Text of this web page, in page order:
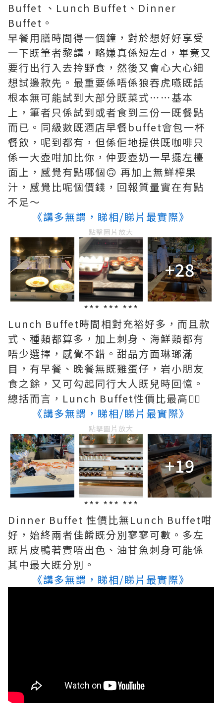
Buffet 、Lunch Buffet、Dinner
Buffet。
早餐用膳時間得一個鐘，對於想好好享受
一下既筆者黎講，略嫌真係短左d，畢竟又
要行出行入去拎野食，然後又會心大心細
想試邊款先。最重要係唔係狼吞虎嚥既話
根本無可能試到大部分既菜式⋯⋯基本
上，筆者只係試到或者食到三份一既餐點
而已。同級數既酒店早餐buffet會包一杯
餐飲，呢到都有，但係佢地提供既咖啡只
係一大壺咁加比你，仲要壺奶一早擺左檯
面上，感覺有點哪個🙃 再加上無鮮榨果
汁，感覺比呢個價錢，回報質量實在有點
不足～
《講多無謂，睇相/睇片最實際》
點擊圖片放大
+28
*** *** ***
Lunch Buffet時間相對充裕好多，而且款
式、種類都算多，加上刺身、海鮮類都有
唔少選擇，感覺不錯。甜品方面琳瑯滿
目，有早餐、晚餐無既雞蛋仔，岩小朋友
食之餘，又可勾起同行大人既兒時回憶。
總括而言，Lunch Buffet性價比最高👍🏻
《講多無謂，睇相/睇片最實際》
點擊圖片放大
+19
*** *** ***
Dinner Buffet 性價比無Lunch Buffet咁
好，始終兩者佳餚既分別寥寥可數。多左
既片皮鴨著實唔出色、油甘魚刺身可能係
其中最大既分別。
《講多無謂，睇相/睇片最實際》